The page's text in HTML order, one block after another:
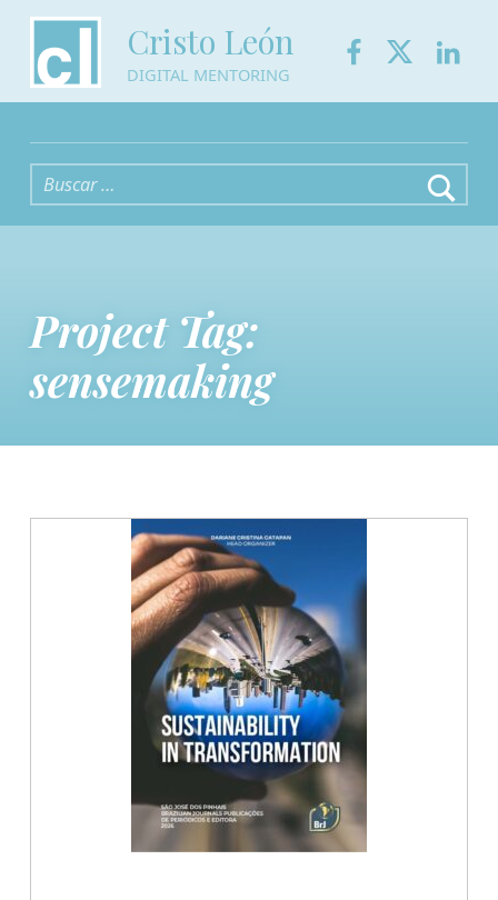
Cristo León
DIGITAL MENTORING
Buscar:
Project Tag:
sensemaking